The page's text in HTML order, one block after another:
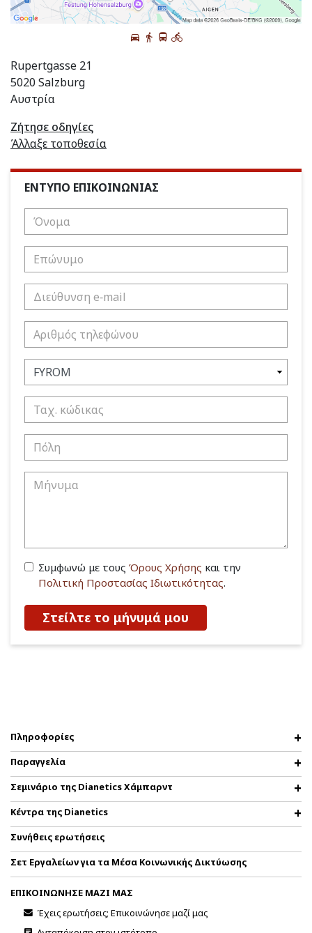
Rupertgasse 21
5020 Salzburg
Αυστρία
Ζήτησε οδηγίες
Άλλαξε τοποθεσία
ΕΝΤΥΠΟ ΕΠΙΚΟΙΝΩΝΙΑΣ
Συμφωνώ με τους Όρους Χρήσης και την
Πολιτική Προστασίας Ιδιωτικότητας.
Στείλτε το μήνυμά μου
Πληροφορίες
Παραγγελία
Σεμινάριο της Dianetics Χάμπαρντ
Κέντρα της Dianetics
Συνήθεις ερωτήσεις
Σετ Εργαλείων για τα Μέσα Κοινωνικής Δικτύωσης
ΕΠΙΚΟΙΝΩΝΗΣΕ ΜΑΖΙ ΜΑΣ
Έχεις ερωτήσεις; Επικοινώνησε μαζί μας